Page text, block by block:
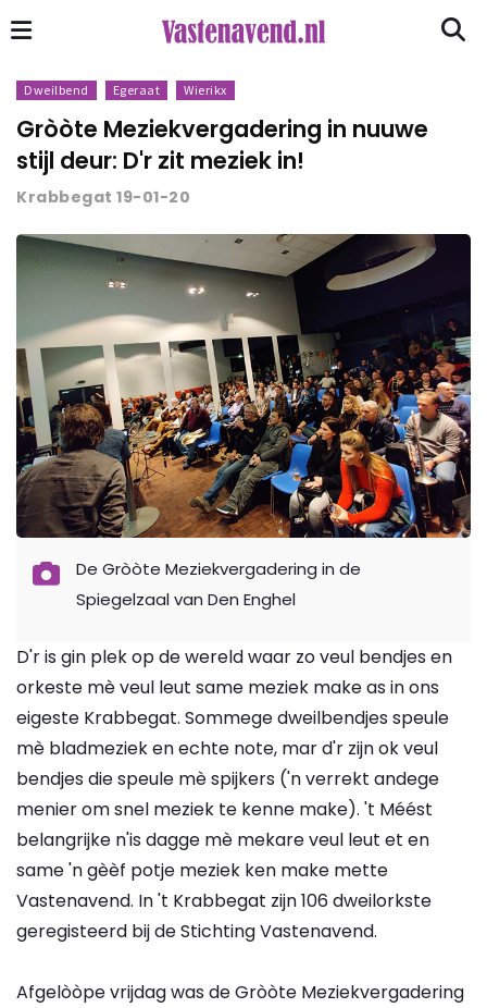
Dweilbend Egeraat Wierikx
Gròòte Meziekvergadering in nuuwe
stijl deur: D'r zit meziek in!
Krabbegat 19-01-20
De Gròòte Meziekvergadering in de
Spiegelzaal van Den Enghel
D'r is gin plek op de wereld waar zo veul bendjes en
orkeste mè veul leut same meziek make as in ons
eigeste Krabbegat. Sommege dweilbendjes speule
mè bladmeziek en echte note, mar d'r zijn ok veul
bendjes die speule mè spijkers ('n verrekt andege
menier om snel meziek te kenne make). 't Méést
belangrijke n'is dagge mè mekare veul leut et en
same 'n gèèf potje meziek ken make mette
Vastenavend. In 't Krabbegat zijn 106 dweilorkste
geregisteerd bij de Stichting Vastenavend.
Afgelòòpe vrijdag was de Gròòte Meziekvergadering